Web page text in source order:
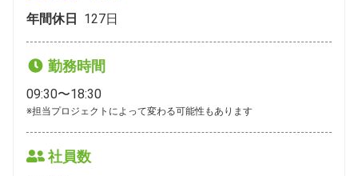
年間休日 127日
勤務時間
09:30〜18:30
※担当プロジェクトによって変わる可能性もあります
社員数